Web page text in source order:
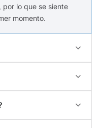
lo que se siente
momento.